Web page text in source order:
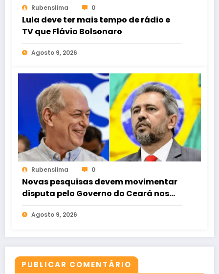
Rubenslima 0
Lula deve ter mais tempo de rádio e
TV que Flávio Bolsonaro
Agosto 9, 2026
Rubenslima 0
Novas pesquisas devem movimentar
disputa pelo Governo do Ceará nos
próximos dias
Agosto 9, 2026
PUBLICAR COMENTÁRIO